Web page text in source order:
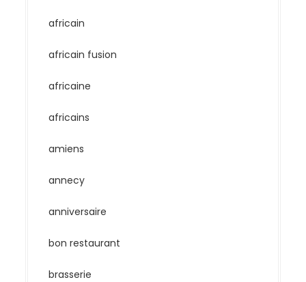
africain
africain fusion
africaine
africains
amiens
annecy
anniversaire
bon restaurant
brasserie